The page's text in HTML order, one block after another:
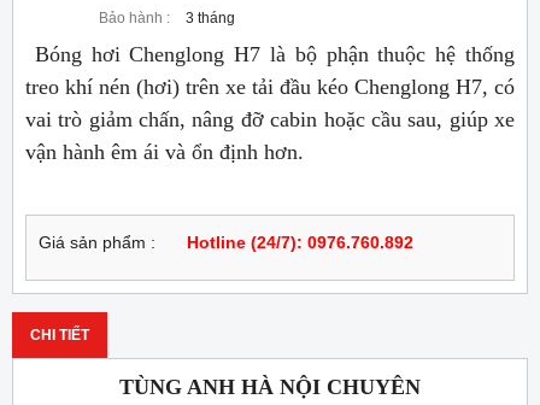
Bảo hành :
3 tháng
Bóng hơi Chenglong H7 là bộ phận thuộc hệ thống
treo khí nén (hơi) trên xe tải đầu kéo Chenglong H7, có
vai trò giảm chấn, nâng đỡ cabin hoặc cầu sau, giúp xe
vận hành êm ái và ổn định hơn.
Giá sản phẩm : Hotline (24/7): 0976.760.892
CHI TIẾT
TÙNG ANH HÀ NỘI CHUYÊN